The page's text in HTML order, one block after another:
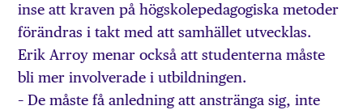
inse att kraven på högskolepedagogiska metoder
förändras i takt med att samhället utvecklas.
Erik Arroy menar också att studenterna måste
bli mer involverade i utbildningen.
– De måste få anledning att anstränga sig, inte